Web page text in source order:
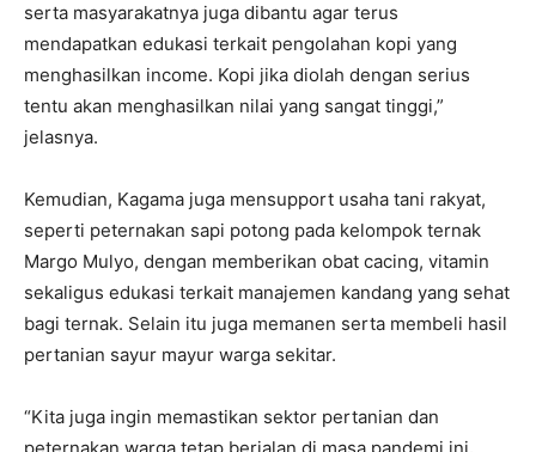
serta masyarakatnya juga dibantu agar terus
mendapatkan edukasi terkait pengolahan kopi yang
menghasilkan income. Kopi jika diolah dengan serius
tentu akan menghasilkan nilai yang sangat tinggi,”
jelasnya.
Kemudian, Kagama juga mensupport usaha tani rakyat,
seperti peternakan sapi potong pada kelompok ternak
Margo Mulyo, dengan memberikan obat cacing, vitamin
sekaligus edukasi terkait manajemen kandang yang sehat
bagi ternak. Selain itu juga memanen serta membeli hasil
pertanian sayur mayur warga sekitar.
“Kita juga ingin memastikan sektor pertanian dan